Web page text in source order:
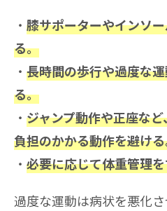
膝サポーターやインソ
る。
長時間の歩行や過度な
る。
ジャンプ動作や正座な
負担のかかる動作を避け
必要に応じて体重管理
過度な運動は病状を悪化